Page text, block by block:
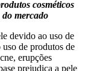
cosméticos
mercado
devido ao uso de
uso de produtos de
erupções
prejudica a pele